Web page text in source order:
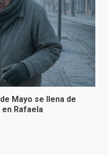
Mayo se llena de
Rafaela